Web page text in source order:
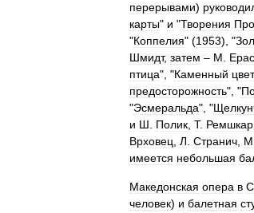
перерывами)
карты" и "Творения
"Коппелия" (1953), "
Шмидт, затем – М Ерас
птица", "Каменный
предосторожность", "
"Эсмеральда", "
и Ш Полик Т. Ремшкар
Врховец Л Странич М
имеется небольшая
Македонская опера в
человек) и балетная